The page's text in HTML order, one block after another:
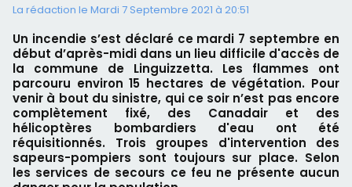
La rédaction le Mardi 7 Septembre 2021 à 20:51
Un incendie s’est déclaré ce mardi 7 septembre en
début d’après-midi dans un lieu difficile d'accès de
la commune de Linguizzetta. Les flammes ont
parcouru environ 15 hectares de végétation. Pour
venir à bout du sinistre, qui ce soir n’est pas encore
complètement fixé, des Canadair et des
hélicoptères bombardiers d'eau ont été
réquisitionnés. Trois groupes d'intervention des
sapeurs-pompiers sont toujours sur place. Selon
les services de secours ce feu ne présente aucun